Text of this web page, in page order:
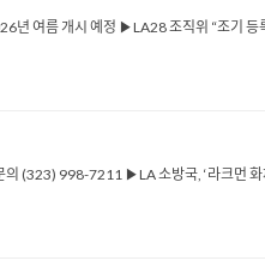
여름 개시 예정 ▶LA28 조직위 “조기
(323) 998-7211 ▶LA 소방국, ‘라크먼